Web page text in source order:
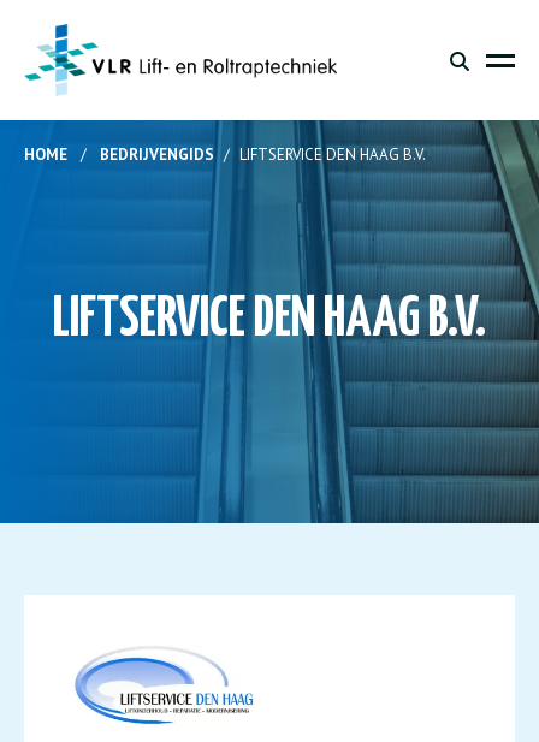
HOME / BEDRIJVENGIDS / LIFTSERVICE DEN HAAG B.V.
LIFTSERVICE DEN HAAG B.V.